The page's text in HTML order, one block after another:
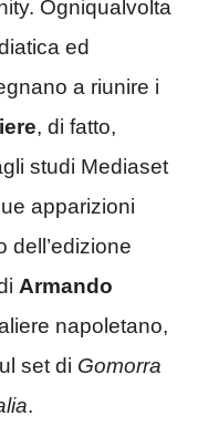
Ogniqualvolta
ed
a riunire i
, di fatto,
studi Mediaset
apparizioni
dell’edizione
Armando
napoletano,
set di Gomorra
.